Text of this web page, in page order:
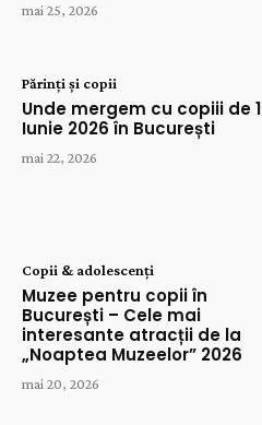
mai 25, 2026
Părinți și copii
Unde mergem cu copiii de 1
Iunie 2026 în București
mai 22, 2026
Copii & adolescenți
Muzee pentru copii în
București – Cele mai
interesante atracții de la
„Noaptea Muzeelor” 2026
mai 20, 2026